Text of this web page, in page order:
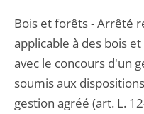
Bois et forêts - Arrêté
applicable à des bois
avec le concours d'un
soumis aux
gestion agréé (art. L.